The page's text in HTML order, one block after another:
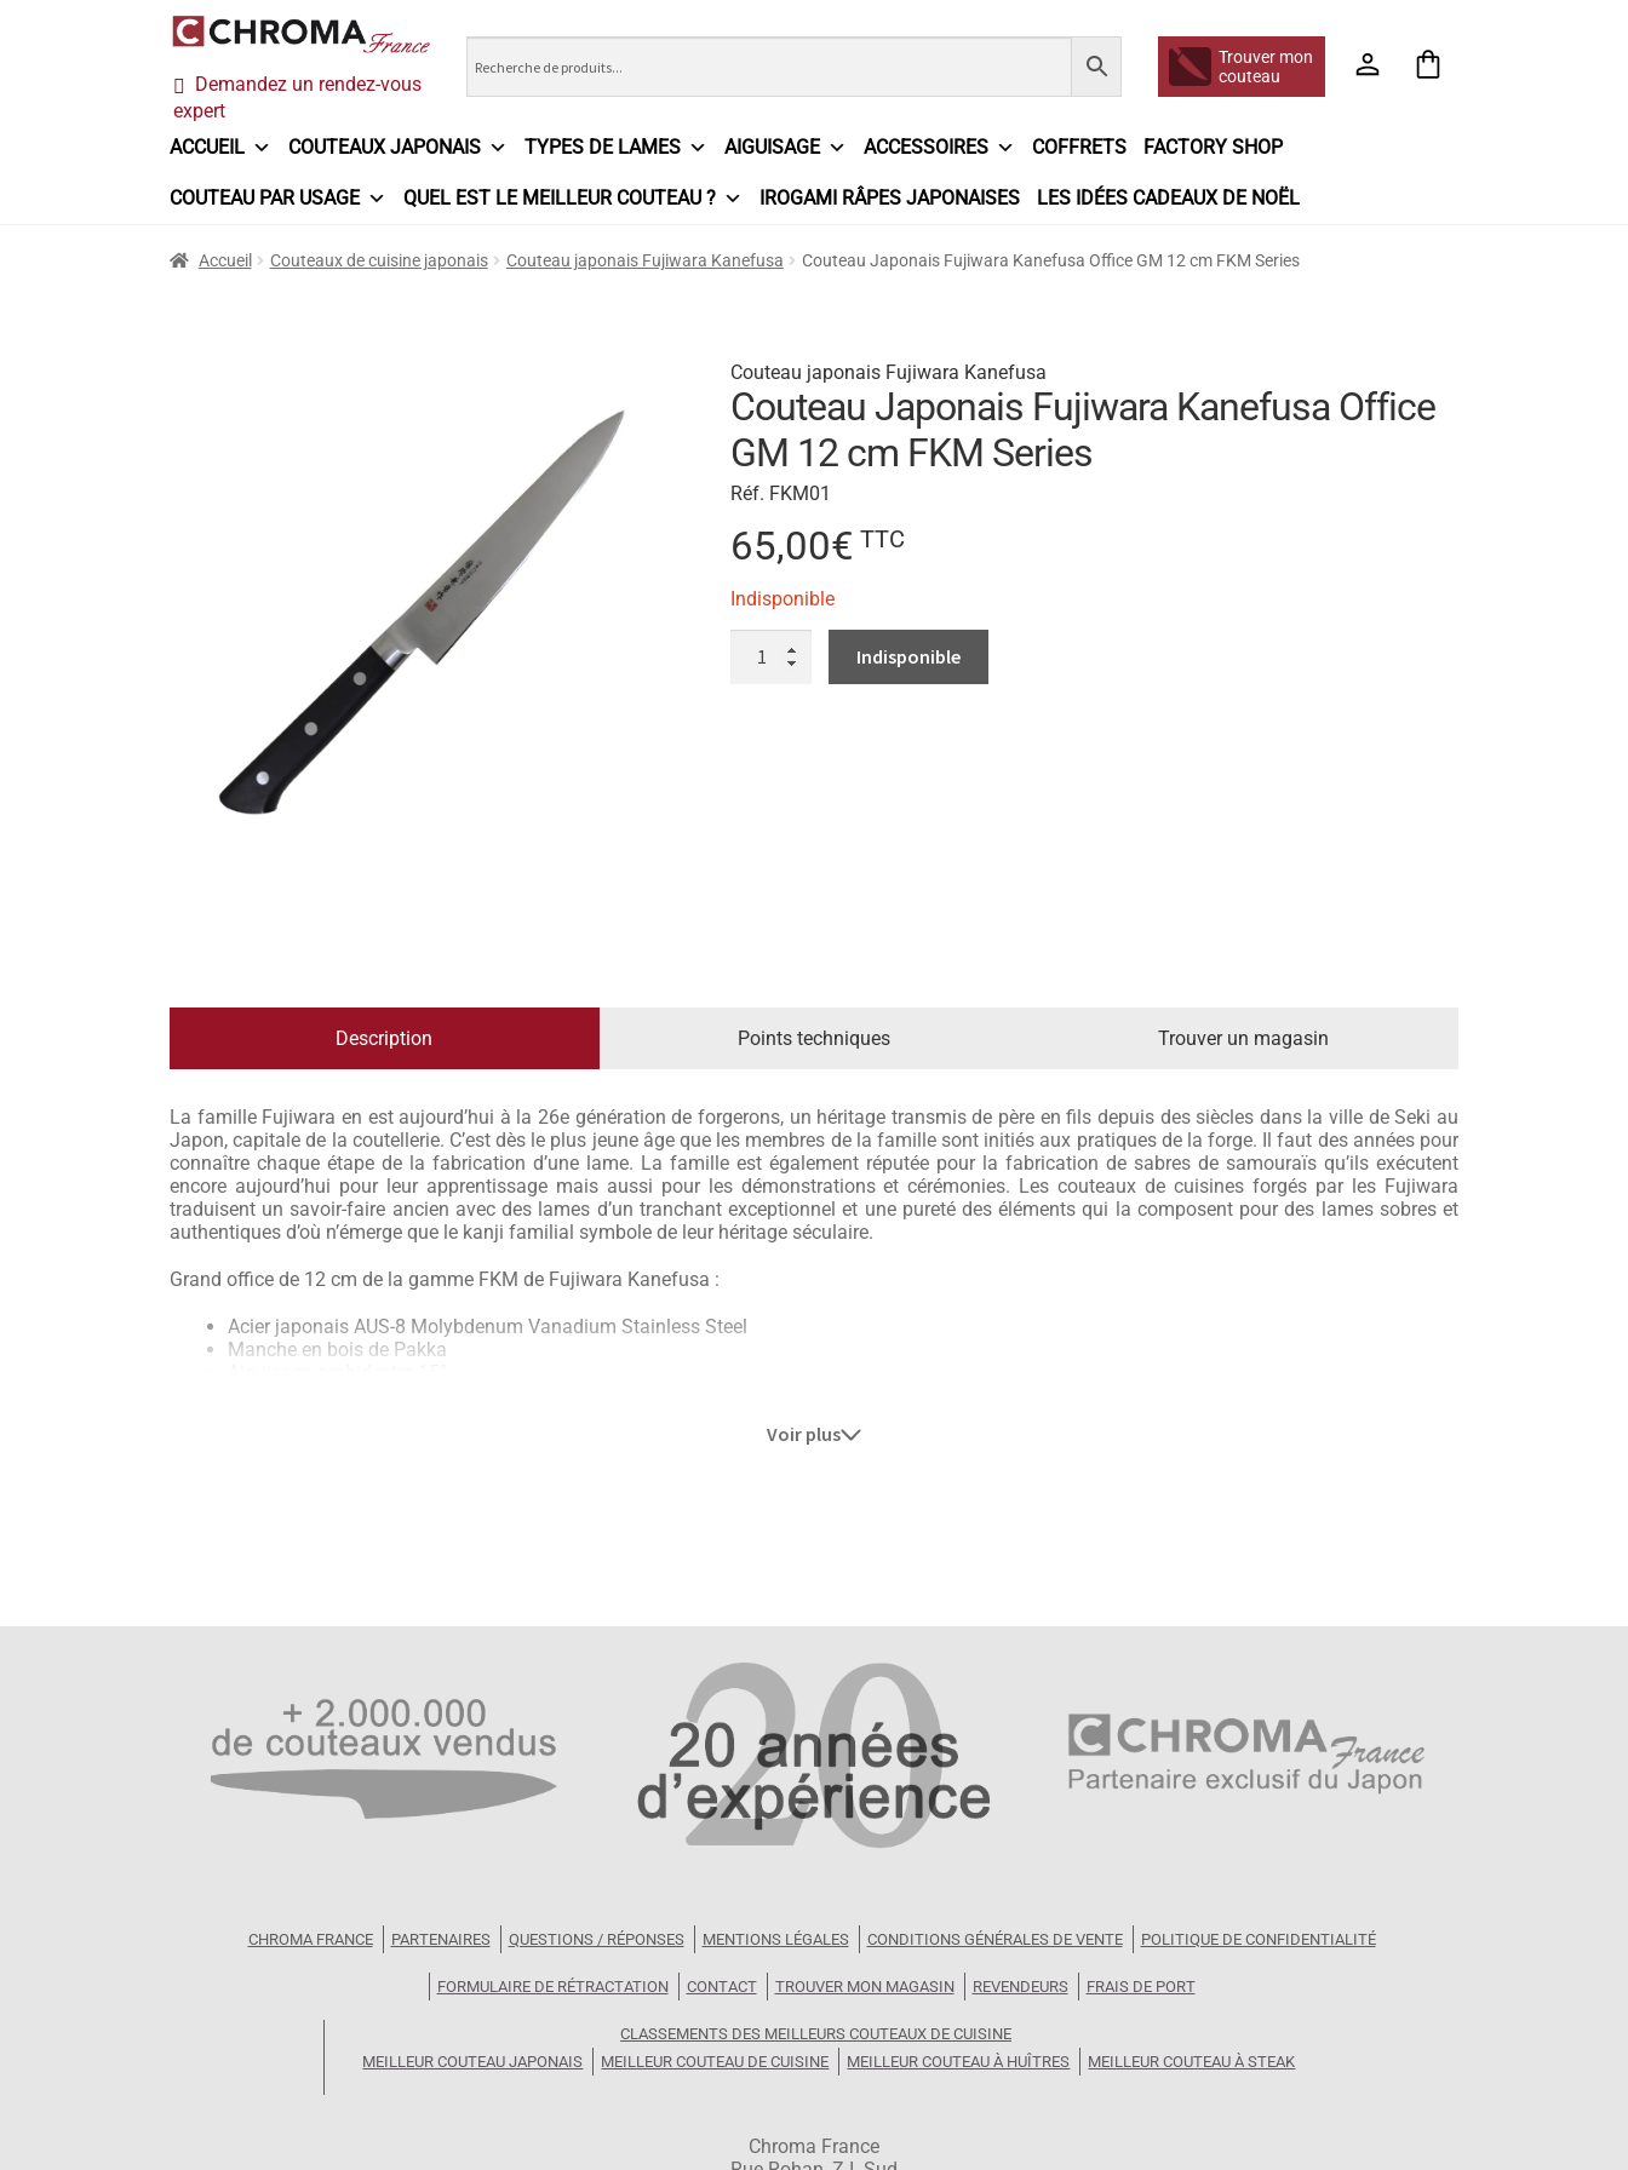
Aller
à
la
navigation
Aller
au
contenu
Demandez un rendez-vous
expert
Trouver mon
couteau
ACCUEIL COUTEAUX JAPONAIS TYPES DE LAMES AIGUISAGE ACCESSOIRES COFFRETS FACTORY SHOP
COUTEAU PAR USAGE QUEL EST LE MEILLEUR COUTEAU ? IROGAMI RÂPES JAPONAISES LES IDÉES CADEAUX DE NOËL
AccueilChroma France Commande Conditions Générales de Vente Contact Demande de devis Expédition le jour même Frais de port Hall of Fame
Revue de presse Téléchargements Thank you for booking
Accueil Couteaux de cuisine japonais Couteau japonais Fujiwara Kanefusa Couteau Japonais Fujiwara Kanefusa Office GM 12 cm FKM Series
Couteau japonais Fujiwara Kanefusa
Couteau Japonais Fujiwara Kanefusa Office
GM 12 cm FKM Series
Réf. FKM01
65,00€ TTC
Indisponible
Description Points techniques Trouver un magasin
La famille Fujiwara en est aujourd’hui à la 26e génération de forgerons, un héritage transmis de père en fils depuis des siècles dans la ville de Seki au
Japon, capitale de la coutellerie. C’est dès le plus jeune âge que les membres de la famille sont initiés aux pratiques de la forge. Il faut des années pour
connaître chaque étape de la fabrication d’une lame. La famille est également réputée pour la fabrication de sabres de samouraïs qu’ils exécutent
encore aujourd’hui pour leur apprentissage mais aussi pour les démonstrations et cérémonies. Les couteaux de cuisines forgés par les Fujiwara
traduisent un savoir-faire ancien avec des lames d’un tranchant exceptionnel et une pureté des éléments qui la composent pour des lames sobres et
authentiques d’où n’émerge que le kanji familial symbole de leur héritage séculaire.
Grand office de 12 cm de la gamme FKM de Fujiwara Kanefusa :
Acier japonais AUS-8 Molybdenum Vanadium Stainless Steel
Manche en bois de Pakka
La famille Fujiwara est une des plus vieilles familles du Japon dans la fabrication de sabres japonais. Depuis des dizaines de générations la famille
d’entretien par aiguisage sur pierre à aiguiser. Le manche est en bois de pakka teinté noir avec une mitre traversante trois rivets pour une balance
La gamme est étoffée de modèles alvéolés ou non permettant grâce à la réduction de surface d’entraîner les aliments à se décoller plus facilement de
la lame lors de la découpe.
A prix très abordable, la gamme est un excellent couteau japonais pour ceux souhaitant acquérir une première lame de qualité et dont la fabrication est
faite par une des familles les plus renommées du Japon dans la coutellerie japonaise.
Voir plus
CHROMA FRANCE PARTENAIRES QUESTIONS / RÉPONSES MENTIONS LÉGALES CONDITIONS GÉNÉRALES DE VENTE POLITIQUE DE CONFIDENTIALITÉ
FORMULAIRE DE RÉTRACTATION CONTACT TROUVER MON MAGASIN REVENDEURS FRAIS DE PORT
CLASSEMENTS DES MEILLEURS COUTEAUX DE CUISINE
MEILLEUR COUTEAU JAPONAIS
MEILLEUR COUTEAU DE CUISINE MEILLEUR COUTEAU À HUÎTRES MEILLEUR COUTEAU À STEAK
Chroma France